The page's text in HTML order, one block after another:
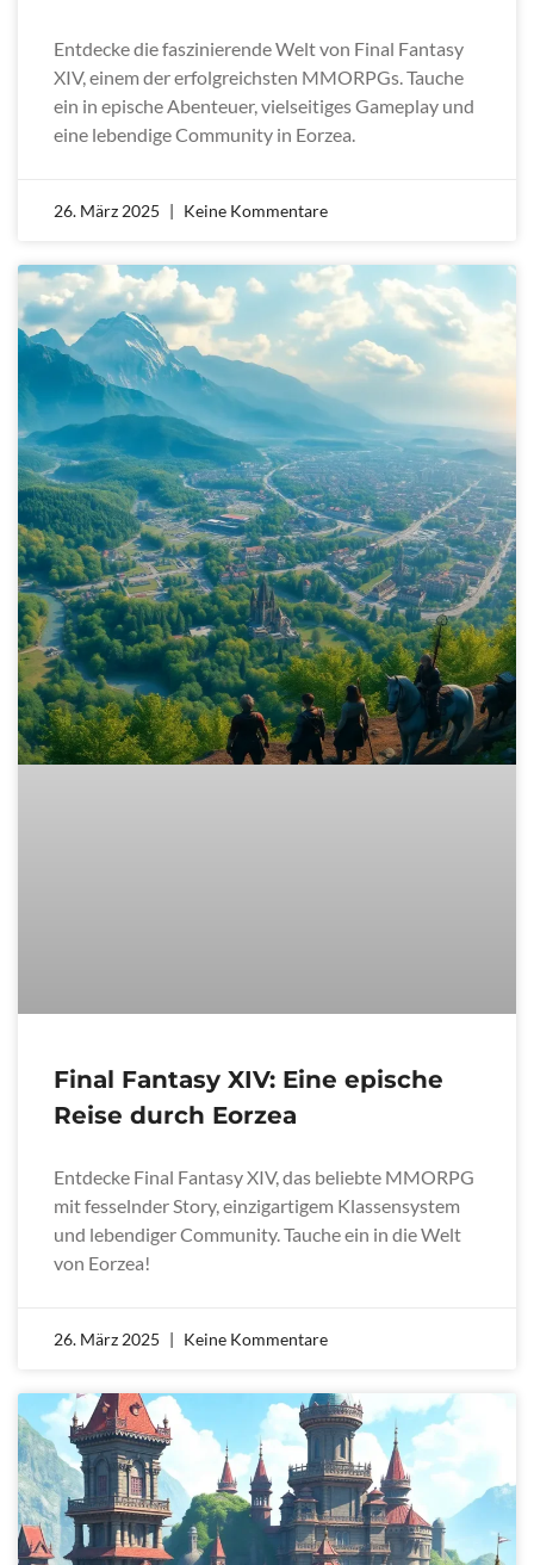
Entdecke die faszinierende Welt von Final Fantasy
XIV, einem der erfolgreichsten MMORPGs. Tauche
ein in epische Abenteuer, vielseitiges Gameplay und
eine lebendige Community in Eorzea.
26. März 2025 Keine Kommentare
Final Fantasy XIV: Eine epische
Reise durch Eorzea
Entdecke Final Fantasy XIV, das beliebte MMORPG
mit fesselnder Story, einzigartigem Klassensystem
und lebendiger Community. Tauche ein in die Welt
von Eorzea!
26. März 2025 Keine Kommentare